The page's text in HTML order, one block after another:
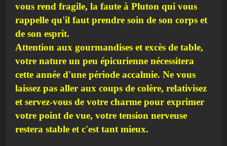
vous rend fragile, la faute à Pluton qui vous
rappelle qu'il faut prendre soin de son corps et
de son esprit.
Attention aux gourmandises et excès de table,
votre nature un peu épicurienne nécessitera
cette année d'une période accalmie. Ne vous
laissez pas aller aux coups de colère, relativisez
et servez-vous de votre charme pour exprimer
votre point de vue, votre tension nerveuse
restera stable et c'est tant mieux.